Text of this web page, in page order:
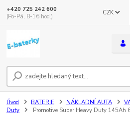
CZK
+420 725 242 600
(Po-Pá, 8-16 hod.)
Úvod BATERIE NÁKLADNÍ AUTA
Duty
Promotive Super Heavy Duty 145Ah